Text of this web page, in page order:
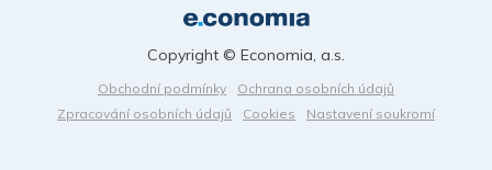
Obchodní podmínky
Ochrana osobních údajů
Zpracování osobních údajů
Cookies Nastavení soukromí
Copyright © Economia, a.s.